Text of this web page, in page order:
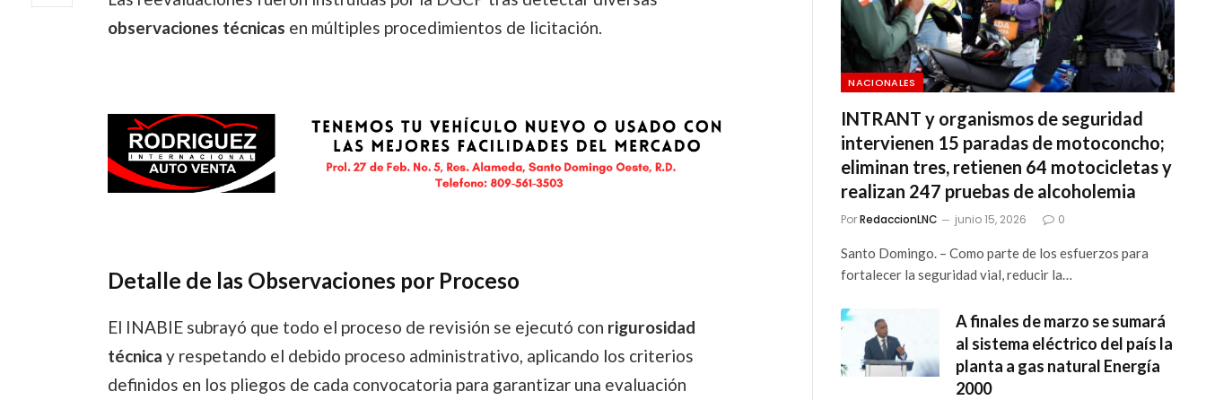
observaciones técnicas en múltiples procedimientos de licitación.
Detalle de las Observaciones por Proceso
El INABIE subrayó que todo el proceso de revisión se ejecutó con rigurosidad
técnica y respetando el debido proceso administrativo, aplicando los criterios
definidos en los pliegos de cada convocatoria para garantizar una evaluación
NACIONALES
INTRANT y organismos de seguridad
intervienen 15 paradas de motoconcho;
eliminan tres, retienen 64 motocicletas y
realizan 247 pruebas de alcoholemia
PorRedaccionLNC junio 15, 2026 0
Santo Domingo. – Como parte de los esfuerzos para
fortalecer la seguridad vial, reducir la…
A finales de marzo se sumará
al sistema eléctrico del país la
planta a gas natural Energía
2000